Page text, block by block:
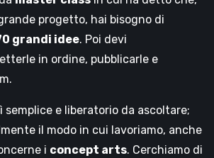
progetto, hai bisogno di
grandi idee. Poi devi
in ordine, pubblicarle e
semplice e liberatorio da ascoltare;
il modo in cui lavoriamo, anche
i concept arts. Cerchiamo di